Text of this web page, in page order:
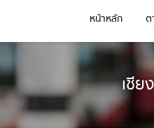
เชีย
หน้าหลัก ต